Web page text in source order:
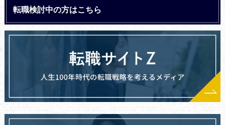
転職検討中の方はこちら